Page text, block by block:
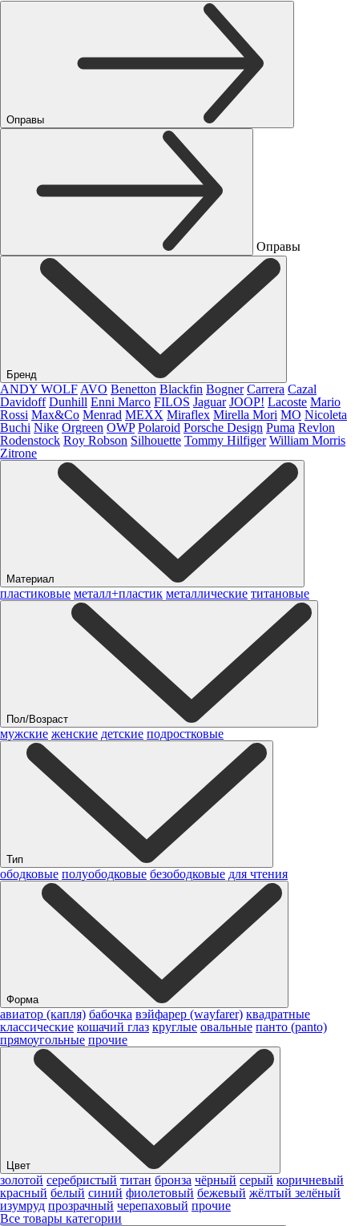
Оправы
Оправы
Бренд
ANDY WOLF AVO Benetton Blackfin Bogner Carrera Cazal
Davidoff Dunhill Enni Marco FILOS Jaguar JOOP! Lacoste Mario
Rossi Max&Co Menrad MEXX Miraflex Mirella Mori MO Nicoleta
Buchi Nike Orgreen OWP Polaroid Porsche Design Puma Revlon
Rodenstock Roy Robson Silhouette Tommy Hilfiger William Morris
Zitrone
Материал
пластиковые металл+пластик металлические титановые
Пол/Возраст
мужские женские детские подростковые
Тип
ободковые полуободковые безободковые для чтения
Форма
авиатор (капля) бабочка вэйфарер (wayfarer) квадратные
классические кошачий глаз круглые овальные панто (panto)
прямоугольные прочие
Цвет
золотой серебристый титан бронза чёрный серый коричневый
красный белый синий фиолетовый бежевый жёлтый зелёный
изумруд прозрачный черепаховый прочие
Все товары категории